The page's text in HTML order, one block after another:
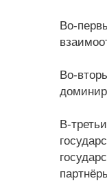
Во-
Во-
В-